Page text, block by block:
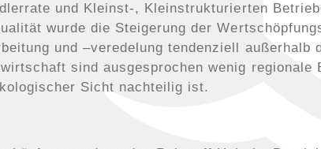
und Kleinst-, Kleinstrukturierten
wurde die Steigerung der
und –veredelung tendenziell außerhalb
sind ausgesprochen wenig
Sicht nachteilig ist.